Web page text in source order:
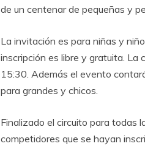
de un centenar de pequeñas y
La invitación es para niñas y
inscripción es libre y gratuita. La
15:30. Además el evento
para grandes y chicos.
Finalizado el circuito para todas
competidores que se hayan